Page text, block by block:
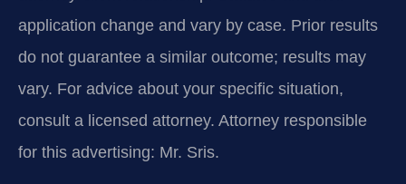
application change and vary by case. Prior results
do not guarantee a similar outcome; results may
vary. For advice about your specific situation,
consult a licensed attorney. Attorney responsible
for this advertising: Mr. Sris.